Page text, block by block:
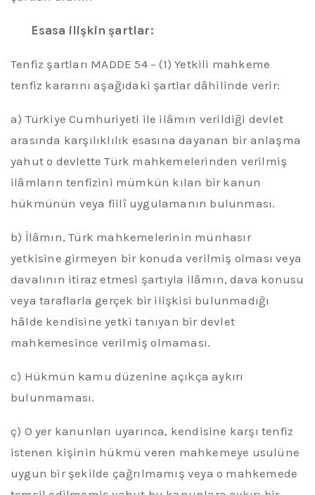
Esasa ilişkin şartlar:
Tenfiz şartları MADDE 54 – (1) Yetkili mahkeme
tenfiz kararını aşağıdaki şartlar dâhilinde verir:
a) Türkiye Cumhuriyeti ile ilâmın verildiği devlet
arasında karşılıklılık esasına dayanan bir anlaşma
yahut o devlette Türk mahkemelerinden verilmiş
ilâmların tenfizini mümkün kılan bir kanun
hükmünün veya fiilî uygulamanın bulunması.
b) İlâmın, Türk mahkemelerinin münhasır
yetkisine girmeyen bir konuda verilmiş olması veya
davalının itiraz etmesi şartıyla ilâmın, dava konusu
veya taraflarla gerçek bir ilişkisi bulunmadığı
hâlde kendisine yetki tanıyan bir devlet
mahkemesince verilmiş olmaması.
c) Hükmün kamu düzenine açıkça aykırı
bulunmaması.
ç) O yer kanunları uyarınca, kendisine karşı tenfiz
istenen kişinin hükmü veren mahkemeye usulüne
uygun bir şekilde çağrılmamış veya o mahkemede